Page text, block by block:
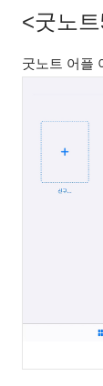
<굿노
굿노트 어플